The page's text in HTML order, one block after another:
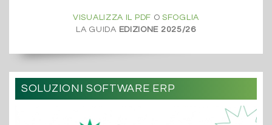
VISUALIZZA IL PDF OSFOGLIA
LA GUIDA EDIZIONE 2025/26
SOLUZIONI SOFTWARE ERP